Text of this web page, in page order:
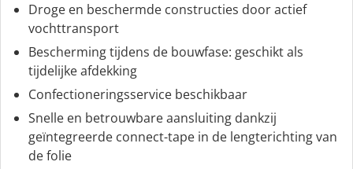
Droge en beschermde constructies door actief
vochttransport
Bescherming tijdens de bouwfase: geschikt als
tijdelijke afdekking
Confectioneringsservice beschikbaar
Snelle en betrouwbare aansluiting dankzij
geïntegreerde connect-tape in de lengterichting van
de folie